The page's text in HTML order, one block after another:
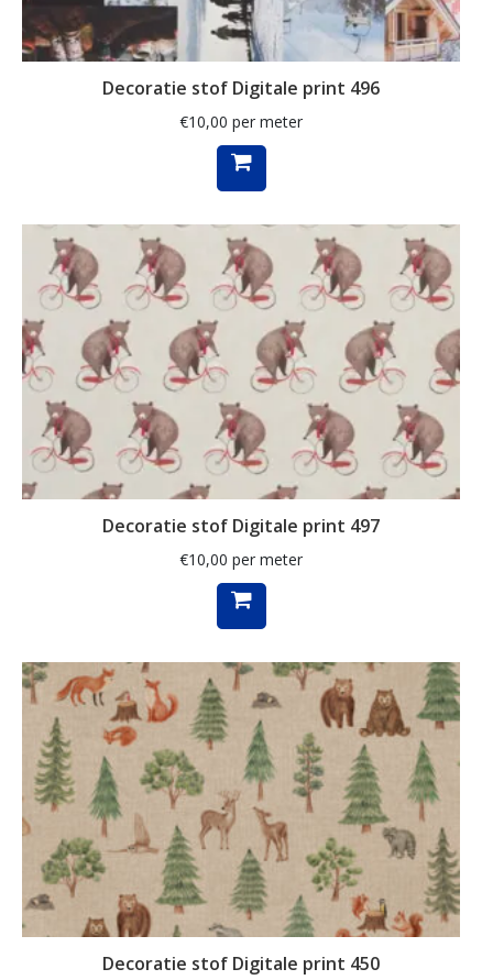
kunst
luipaard
lurex
madeliefje
Magnolia
mandala
margriet
margrietje
maritiem
meubelstof
middel
mini monte carlo
mode
modebladen
molen
mozaïek
Decoratie stof Digitale print 496
€10,00 per meter
Decoratie stof Digitale print 497
€10,00 per meter
Decoratie stof Digitale print 450